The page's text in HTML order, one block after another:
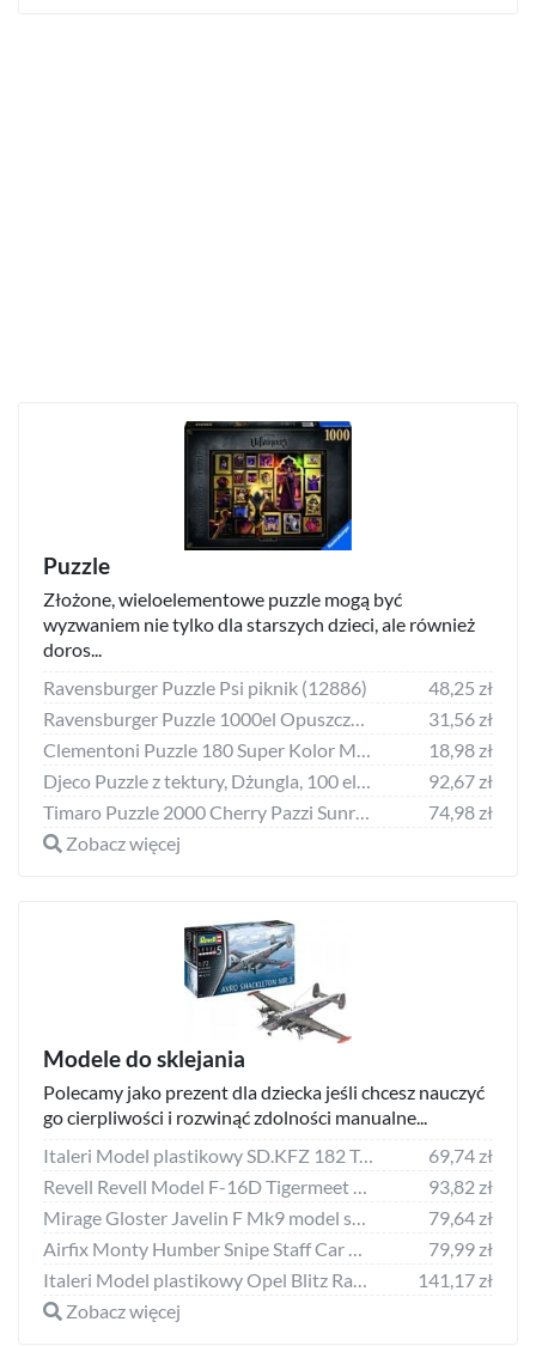
Puzzle
Złożone, wieloelementowe puzzle mogą być
wyzwaniem nie tylko dla starszych dzieci, ale również
doros...
Ravensburger Puzzle Psi piknik (12886)
48,25 zł
31,56 zł
18,98 zł
92,67 zł
74,98 zł
Zobacz więcej
Modele do sklejania
Polecamy jako prezent dla dziecka jeśli chcesz nauczyć
go cierpliwości i rozwinąć zdolności manualne...
Italeri Model plastikowy SD.KFZ 182 Tygrys II
69,74 zł
Revell Revell Model F-16D Tigermeet 2014 Lockheed Martin
93,82 zł
Mirage Gloster Javelin F Mk9 model set (872093)
79,64 zł
Airfix Monty Humber Snipe Staff Car model do sklejania Airfix uniwersalny
79,99 zł
Italeri Model plastikowy Opel Blitz Radio Truck
141,17 zł
Zobacz więcej